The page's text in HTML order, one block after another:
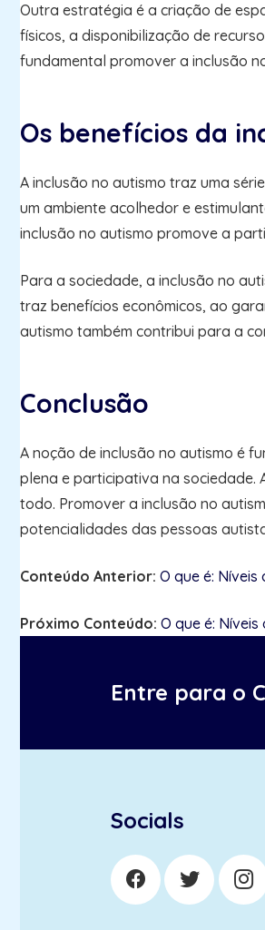
Outra estratégia é a criação de
físicos, a disponibilização de
fundamental promover a inclusão
Os benefícios da
A inclusão no autismo traz uma
um ambiente acolhedor e
inclusão no autismo promove a
Para a sociedade, a inclusão no
traz benefícios econômicos, ao
autismo também contribui para a
Conclusão
A noção de inclusão no autismo é
plena e participativa na sociedade.
todo. Promover a inclusão no
potencialidades das pessoas
Conteúdo Anterior: O que é:
Próximo Conteúdo: O que é:
Entre para o
Socials